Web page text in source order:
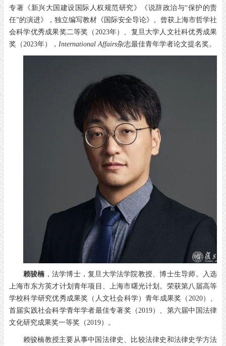
专著《新兴大国建设国际人权规范研究》《说辞政治与“保护的责
任”的演进》，独立编写教材《国际安全导论》。曾获上海市哲学社
会科学优秀成果奖二等奖（2023年）、复旦大学人文社科优秀成果
奖（2023年）， International Affairs杂志最佳青年学者论文提名奖。
赖骏楠 ，法学博士，复旦大学法学院教授、博士生导师。入选
上海市东方英才计划青年项目、上海市曙光计划。荣获第八届高等
学校科学研究优秀成果奖（人文社会科学）青年成果奖（2020）、
首届实践社会科学青年学者最佳专著奖（2019）、第六届中国法律
文化研究成果奖一等奖（2019）。
赖骏楠教授主要从事中国法律史、比较法律史和法律史学方法